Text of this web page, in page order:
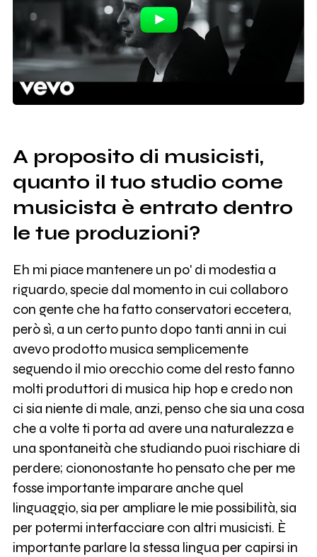
A proposito di musicisti,
quanto il tuo studio come
musicista è entrato dentro
le tue produzioni?
Eh mi piace mantenere un po' di modestia a
riguardo, specie dal momento in cui collaboro
con gente che ha fatto conservatori eccetera,
però sì, a un certo punto dopo tanti anni in cui
avevo prodotto musica semplicemente
seguendo il mio orecchio come del resto fanno
molti produttori di musica hip hop e credo non
ci sia niente di male, anzi, penso che sia una cosa
che a volte ti porta ad avere una naturalezza e
una spontaneità che studiando puoi rischiare di
perdere; ciononostante ho pensato che per me
fosse importante imparare anche quel
linguaggio, sia per ampliare le mie possibilità, sia
per potermi interfacciare con altri musicisti. È
importante parlare la stessa lingua per capirsi in